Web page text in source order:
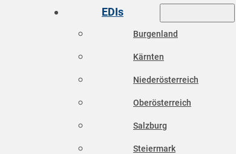
EDIs
Burgenland
Kärnten
Niederösterreich
Oberösterreich
Salzburg
Steiermark